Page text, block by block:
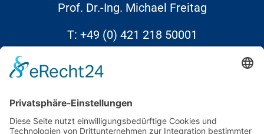
Prof. Dr.-Ing. Michael Freitag
T: +49 (0) 421 218 50001
Links
Kontakt